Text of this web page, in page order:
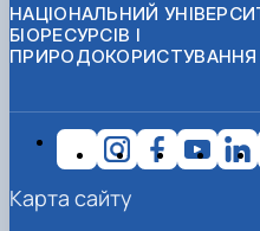
НАЦІОНАЛЬНИЙ
БІОРЕСУРСІВ І
ПРИРОДОКОРИСТУВАННЯ
Карта сайту